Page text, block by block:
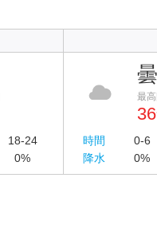
最
36
18-24
0%
時間
0-6
降水
0%